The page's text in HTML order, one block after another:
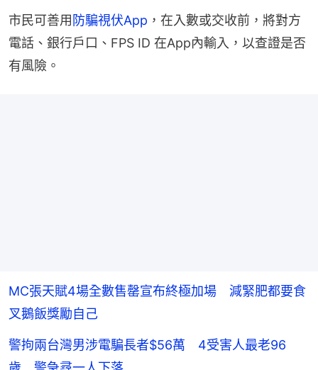
市民可善用 防騙視伏App ，在入數或交收前，將對方
電話、銀行戶口、FPS ID 在App內輸入，以查證是否
有風險。
MC張天賦4場全數售罄宣布終極加場 減緊肥都要食
叉鵝飯獎勵自己
警拘兩台灣男涉電騙長者$56萬 4受害人最老96